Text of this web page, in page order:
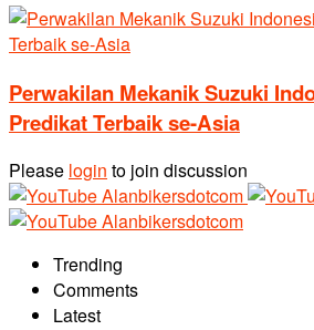
Perwakilan Mekanik Suzuki
Predikat Terbaik se-Asia
Please login to join discussion
Trending
Comments
Latest